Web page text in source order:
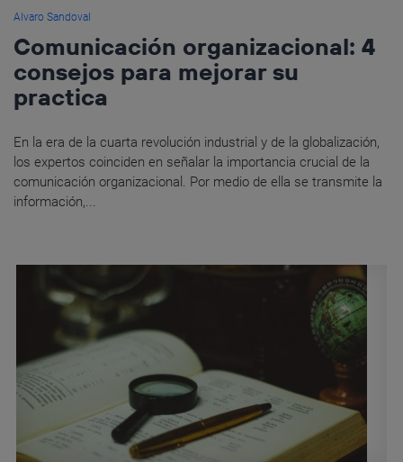
Alvaro Sandoval
Comunicación organizacional: 4
consejos para mejorar su
practica
En la era de la cuarta revolución industrial y de la globalización,
los expertos coinciden en señalar la importancia crucial de la
comunicación organizacional. Por medio de ella se transmite la
información,...